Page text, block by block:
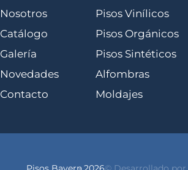
Nosotros
Catálogo
Galería
Novedades
Contacto
Pisos Vinílicos
Pisos Orgánicos
Pisos Sintéticos
Alfombras
Moldajes